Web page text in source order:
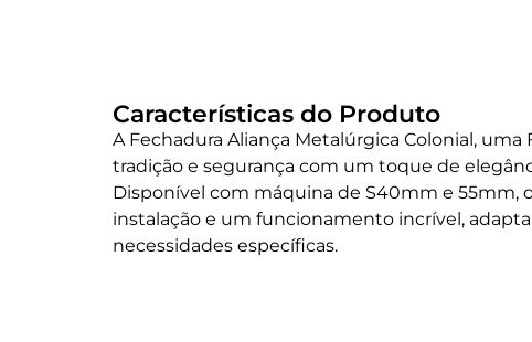
Características do Produto
A Fechadura Aliança Metalúrgica Colonial, uma
tradição e segurança com um toque de
Disponível com máquina de S40mm e 55mm,
instalação e um funcionamento incrível,
necessidades específicas.